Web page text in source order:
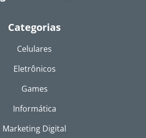
Categorias
Celulares
Eletrônicos
Games
Informática
Marketing Digital